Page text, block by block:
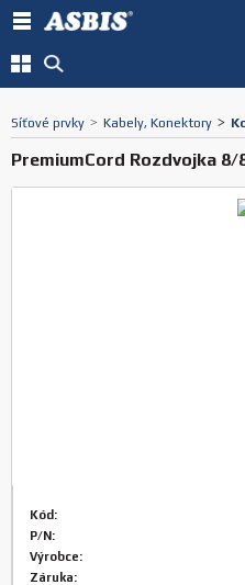
Síťové prvky > Kabely, Konektory >
PremiumCord Rozdvojka 8/
Kód:
P/N:
Výrobce:
Záruka: